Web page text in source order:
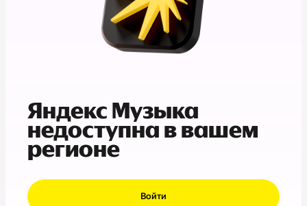
Яндекс Музыка
недоступна в вашем
регионе
Войти